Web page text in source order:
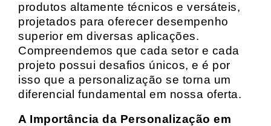
produtos altamente técnicos e versáteis,
projetados para oferecer desempenho
superior em diversas aplicações.
Compreendemos que cada setor e cada
projeto possui desafios únicos, e é por
isso que a personalização se torna um
diferencial fundamental em nossa oferta.
A Importância da Personalização em